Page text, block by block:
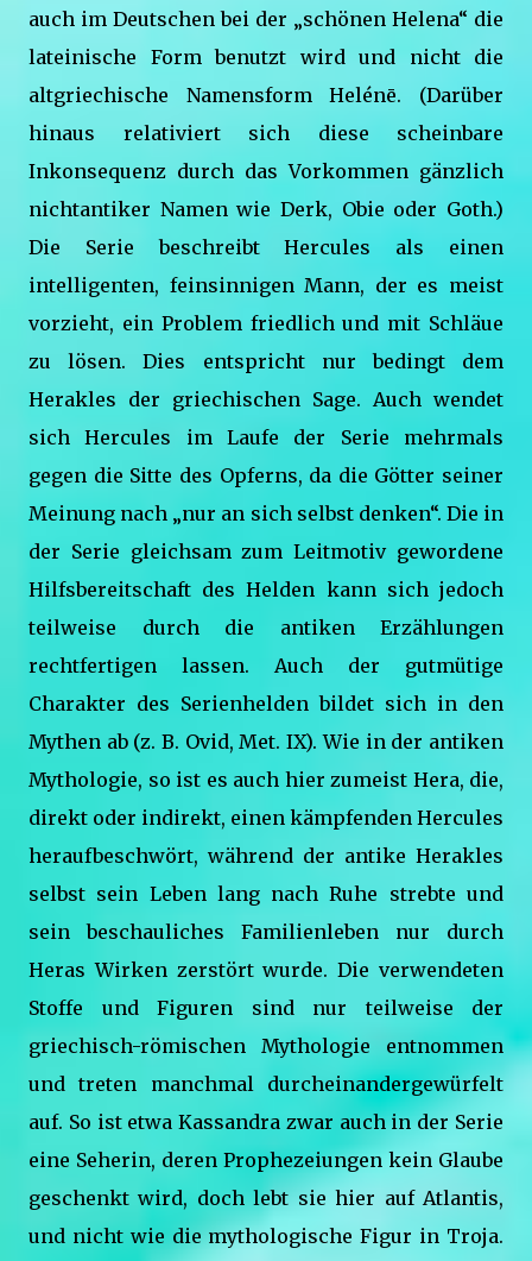
auch im Deutschen bei der „schönen Helena“ die
lateinische Form benutzt wird und nicht die
altgriechische Namensform Helénē. (Darüber
hinaus relativiert sich diese scheinbare
Inkonsequenz durch das Vorkommen gänzlich
nichtantiker Namen wie Derk, Obie oder Goth.)
Die Serie beschreibt Hercules als einen
intelligenten, feinsinnigen Mann, der es meist
vorzieht, ein Problem friedlich und mit Schläue
zu lösen. Dies entspricht nur bedingt dem
Herakles der griechischen Sage. Auch wendet
sich Hercules im Laufe der Serie mehrmals
gegen die Sitte des Opferns, da die Götter seiner
Meinung nach „nur an sich selbst denken“. Die in
der Serie gleichsam zum Leitmotiv gewordene
Hilfsbereitschaft des Helden kann sich jedoch
teilweise durch die antiken Erzählungen
rechtfertigen lassen. Auch der gutmütige
Charakter des Serienhelden bildet sich in den
Mythen ab (z. B. Ovid, Met. IX). Wie in der antiken
Mythologie, so ist es auch hier zumeist Hera, die,
direkt oder indirekt, einen kämpfenden Hercules
heraufbeschwört, während der antike Herakles
selbst sein Leben lang nach Ruhe strebte und
sein beschauliches Familienleben nur durch
Heras Wirken zerstört wurde. Die verwendeten
Stoffe und Figuren sind nur teilweise der
griechisch-römischen Mythologie entnommen
und treten manchmal durcheinandergewürfelt
auf. So ist etwa Kassandra zwar auch in der Serie
eine Seherin, deren Prophezeiungen kein Glaube
geschenkt wird, doch lebt sie hier auf Atlantis,
und nicht wie die mythologische Figur in Troja.